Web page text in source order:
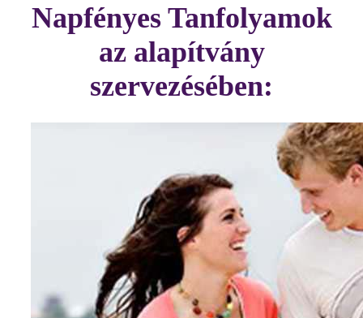
Napfényes Tanfolyamok
az alapítvány
szervezésében: